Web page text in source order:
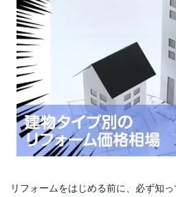
リフォームをはじめる前に、必ず知